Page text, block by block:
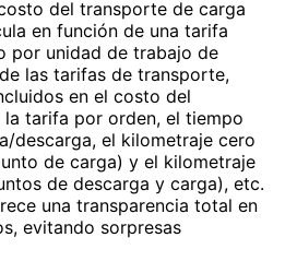
del transporte de carga
en función de una tarifa
por unidad de trabajo de
las tarifas de transporte,
en el costo del
tarifa por orden, el tiempo
descarga, el kilometraje cero
de carga) y el kilometraje
de descarga y carga), etc.
una transparencia total en
evitando sorpresas